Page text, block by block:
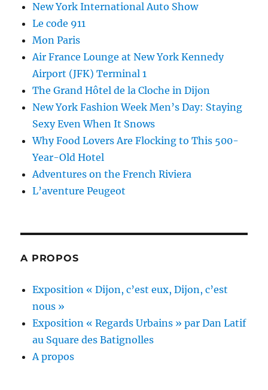
New York International Auto Show
Le code 911
Mon Paris
Air France Lounge at New York Kennedy
Airport (JFK) Terminal 1
The Grand Hôtel de la Cloche in Dijon
New York Fashion Week Men’s Day: Staying
Sexy Even When It Snows
Why Food Lovers Are Flocking to This 500-
Year-Old Hotel
Adventures on the French Riviera
L’aventure Peugeot
A PROPOS
Exposition « Dijon, c’est eux, Dijon, c’est
nous »
Exposition « Regards Urbains » par Dan Latif
au Square des Batignolles
A propos